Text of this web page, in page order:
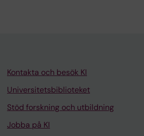
Kontakta och besök KI
Universitetsbiblioteket
Stöd forskning och utbildning
Jobba på KI